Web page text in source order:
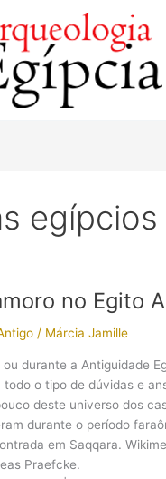
egípcios
no Egito
/ Márcia Jamille
durante a Antiguidade
o tipo de dúvidas e
deste universo dos
durante o período
em Saqqara.
Praefcke.